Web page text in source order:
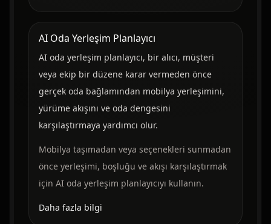
AI Oda Yerleşim Planlayıcı
AI oda yerleşim planlayıcı, bir alıcı, müşteri
veya ekip bir düzene karar vermeden önce
gerçek oda bağlamından mobilya yerleşimini,
yürüme akışını ve oda dengesini
karşılaştırmaya yardımcı olur.
Mobilya taşımadan veya seçenekleri sunmadan
önce yerleşimi, boşluğu ve akışı karşılaştırmak
için AI oda yerleşim planlayıcıyı kullanın.
Daha fazla bilgi